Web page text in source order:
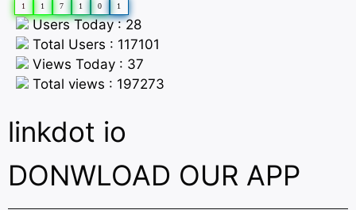
1 1 7 1 0 1
Users Today : 28
Total Users : 117101
Views Today : 37
Total views : 197273
linkdot io
DONWLOAD OUR APP